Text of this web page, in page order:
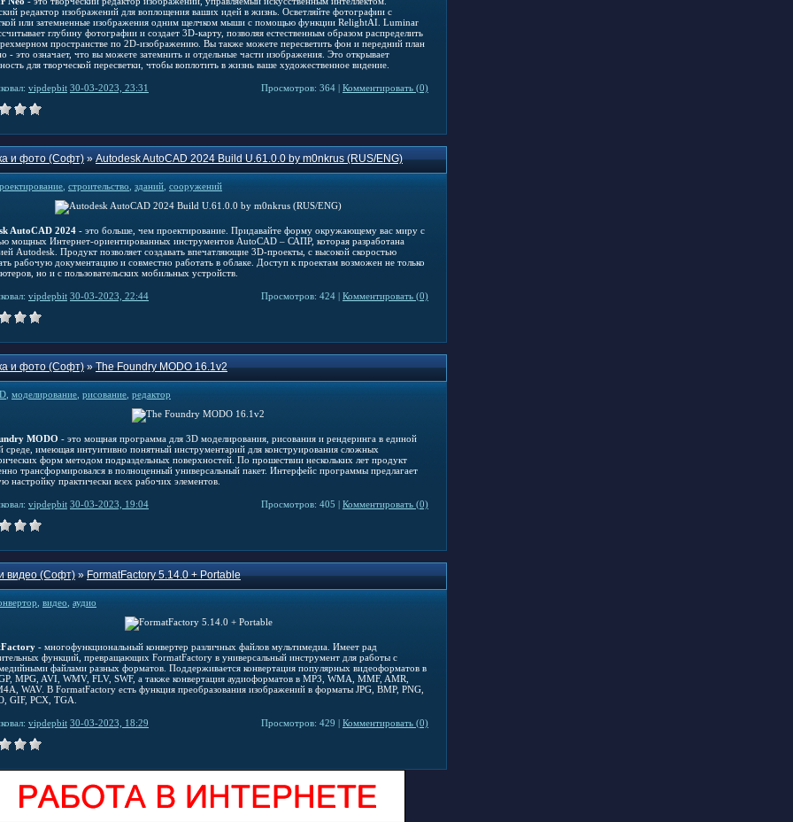
редактор изображений для воплощения ваших идей в жизнь. Осветляйте фотографии с
или затемненные изображения одним щелчком мыши с помощью функции RelightAI. Luminar
глубину фотографии и создает 3D-карту, позволяя естественным образом распределить
пространстве по 2D-изображению. Вы также можете пересветить фон и передний план
- это означает, что вы можете затемнить и отдельные части изображения. Это открывает
для творческой пересветки, чтобы воплотить в жизнь ваше художественное видение.
vipdepbit 30-03-2023, 23:31 Просмотров: 364 | Комментировать (0)
и фото (Софт)»Autodesk AutoCAD 2024 Build U.61.0.0 by m0nkrus (RUS/ENG)
строительство зданий сооружений
AutoCAD 2024 - это больше, чем проектирование. Придавайте форму окружающему вас миру с
мощных Интернет-ориентированных инструментов AutoCAD – САПР, которая разработана
Autodesk. Продукт позволяет создавать впечатляющие 3D-проекты, с высокой скоростью
рабочую документацию и совместно работать в облаке. Доступ к проектам возможен не только
но и с пользовательских мобильных устройств.
vipdepbit 30-03-2023, 22:44 Просмотров: 424 | Комментировать (0)
и фото (Софт)»The Foundry MODO 16.1v2
моделирование рисование редактор
MODO - это мощная программа для 3D моделирования, рисования и рендеринга в единой
среде, имеющая интуитивно понятный инструментарий для конструирования сложных
форм методом подраздельных поверхностей. По прошествии нескольких лет продукт
трансформировался в полноценный универсальный пакет. Интерфейс программы предлагает
настройку практически всех рабочих элементов.
vipdepbit 30-03-2023, 19:04 Просмотров: 405 | Комментировать (0)
видео (Софт)»FormatFactory 5.14.0 + Portable
видео аудио
- многофункциональный конвертер различных файлов мультимедиа. Имеет рад
функций, превращающих FormatFactory в универсальный инструмент для работы с
файлами разных форматов. Поддерживается конвертация популярных видеоформатов в
MPG, AVI, WMV, FLV, SWF, а также конвертация аудиоформатов в MP3, WMA, MMF, AMR,
WAV. В FormatFactory есть функция преобразования изображений в форматы JPG, BMP, PNG,
GIF, PCX, TGA.
vipdepbit 30-03-2023, 18:29 Просмотров: 429 | Комментировать (0)